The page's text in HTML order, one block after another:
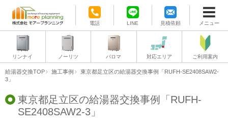
電話 LINE 見積依頼 メニュー
リンナイ ノーリツ パロマ 対応エリア ご利用案内
給湯器交換TOP 施工事例
東京都足立区の給湯器交換事例「RUFH-SE2408SAW2-
3」
東京都足立区の給湯器交換事例「RUFH-
SE2408SAW2-3」